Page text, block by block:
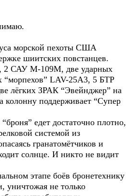
морской пехоты США
шиитских повстанцев.
2 САУ М-109М, две ударных
LAV-25А3, 5 БТР
лёгких ЗРАК “Эвейнджер” на
колонну поддерживает “Супер
едет достаточно плотно,
системой из
гранатомётчиков и
солнце. И никто не видит
этапе боёв бронетехнику
уничтожая не только